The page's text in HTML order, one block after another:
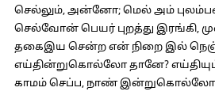
செல்லும், அன்னோ; மெல் அம்
செல்வோன் பெயர் புறத்து இரங்கி,
தகைஇய சென்ற என் நிறை இல்
எய்தின்றுகொல்லோ தானே?
காமம் செப்ப, நாண் இன்றுகொல்லோ?